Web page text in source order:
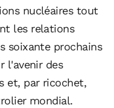
nucléaires tout
les relations
soixante prochains
l'avenir des
et, par ricochet,
mondial.